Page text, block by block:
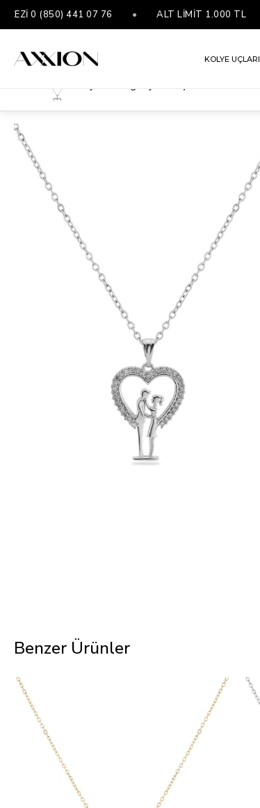
0 (850) 441 07 76 • ALT LİMİT 1.000 TL •
KOLYE UÇLARI
Benzer Ürünler